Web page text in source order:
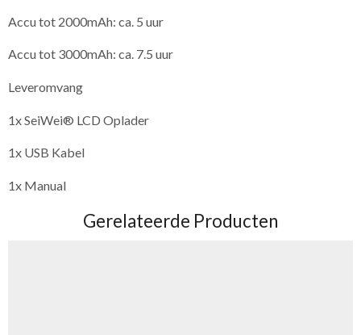
Accu tot 2000mAh: ca. 5 uur
Accu tot 3000mAh: ca. 7.5 uur
Leveromvang
1x SeiWei® LCD Oplader
1x USB Kabel
1x Manual
Gerelateerde Producten